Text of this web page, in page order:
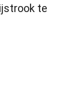
te